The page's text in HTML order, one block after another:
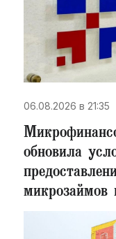
06.08.2026 в 21:35
обновила